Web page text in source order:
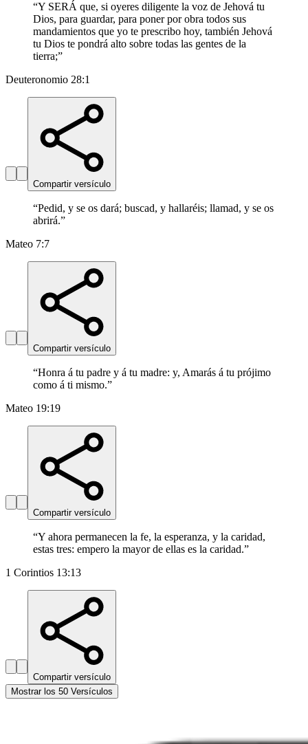
“Y SERÁ que, si oyeres diligente la voz de Jehová tu
Dios, para guardar, para poner por obra todos sus
mandamientos que yo te prescribo hoy, también Jehová
tu Dios te pondrá alto sobre todas las gentes de la
tierra;”
Deuteronomio 28:1
Compartir versículo
“Pedid, y se os dará; buscad, y hallaréis; llamad, y se os
abrirá.”
Mateo 7:7
Compartir versículo
“Honra á tu padre y á tu madre: y, Amarás á tu prójimo
como á ti mismo.”
Mateo 19:19
Compartir versículo
“Y ahora permanecen la fe, la esperanza, y la caridad,
estas tres: empero la mayor de ellas es la caridad.”
1 Corintios 13:13
Compartir versículo
Mostrar los 50 Versículos